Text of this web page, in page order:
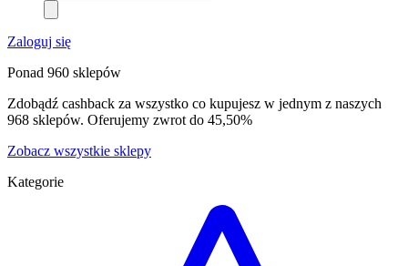
sklepów,
produktów
i
kategorii
Zaloguj się
Ponad 960 sklepów
Zdobądź cashback za wszystko co kupujesz w jednym z naszych
968 sklepów. Oferujemy zwrot do 45,50%
Zobacz wszystkie sklepy
Kategorie